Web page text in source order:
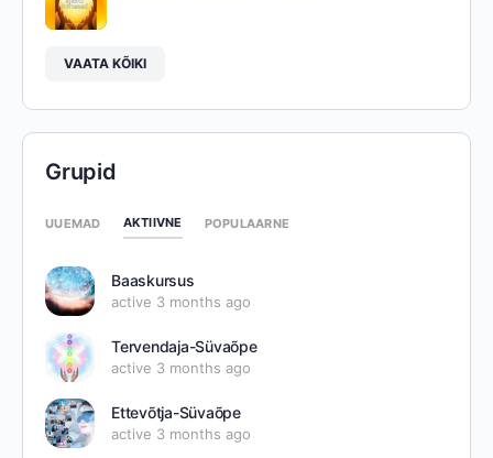
VAATA KÕIKI
Grupid
UUEMAD AKTIIVNE POPULAARNE
Baaskursus
active 3 months ago
Tervendaja-Süvaõpe
active 3 months ago
Ettevõtja-Süvaõpe
active 3 months ago